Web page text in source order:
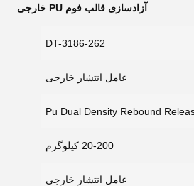
آزادسازی قالب فوم PU خارجی
DT-3186-262
عامل انتشار خارجی
Pu Dual Density Rebound
20-200 کیلوگرم
عامل انتشار خارجی